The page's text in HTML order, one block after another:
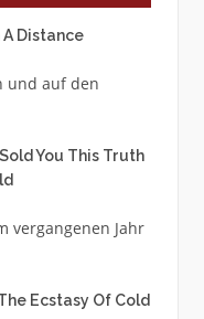
Distance
und auf den
You This Truth
vergangenen Jahr
Ecstasy Of Cold